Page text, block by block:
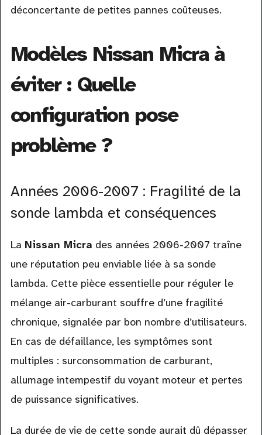
déconcertante de petites pannes coûteuses.
Modèles Nissan Micra à
éviter : Quelle
configuration pose
problème ?
Années 2006-2007 : Fragilité de la
sonde lambda et conséquences
La Nissan Micra des années 2006-2007 traîne
une réputation peu enviable liée à sa sonde
lambda. Cette pièce essentielle pour réguler le
mélange air-carburant souffre d’une fragilité
chronique, signalée par bon nombre d’utilisateurs.
En cas de défaillance, les symptômes sont
multiples : surconsommation de carburant,
allumage intempestif du voyant moteur et pertes
de puissance significatives.
La durée de vie de cette sonde aurait dû dépasser